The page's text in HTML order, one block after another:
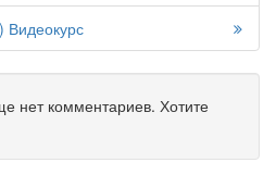
Видеокурс
нет комментариев. Хотите